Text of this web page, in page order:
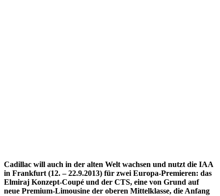
Cadillac will auch in der alten Welt wachsen und nutzt die IAA
in Frankfurt (12. – 22.9.2013) für zwei Europa-Premieren: das
Elmiraj Konzept-Coupé und der CTS, eine von Grund auf
neue Premium-Limousine der oberen Mittelklasse, die Anfang